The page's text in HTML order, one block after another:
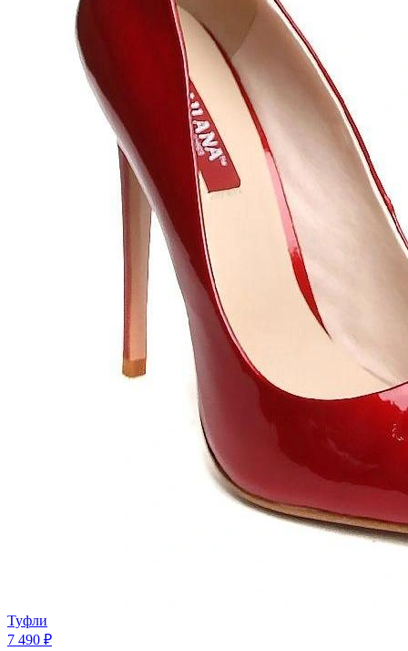
Туфли
7 490 ₽